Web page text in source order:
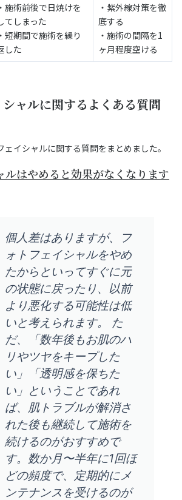
・施術前後で日焼けを
てしまった
・短期間で施術を繰り
した
・紫外線対策を徹
底する
・施術の間隔を1
ヶ月程度空ける
シャルに関するよくある質問
イシャルに関する質問をまとめました。
ルはやめると効果がなくなります
個人差はありますが、フ
ォトフェイシャルをやめ
たからといってすぐに元
の状態に戻ったり、以前
より悪化する可能性は低
いと考えられます。 た
だ、「数年後もお肌のハ
リやツヤをキープした
い」「透明感を保ちた
い」ということであれ
ば、肌トラブルが解消さ
れた後も継続して施術を
続けるのがおすすめで
す。数か月〜半年に1回ほ
どの頻度で、定期的にメ
ンテナンスを受けるのが